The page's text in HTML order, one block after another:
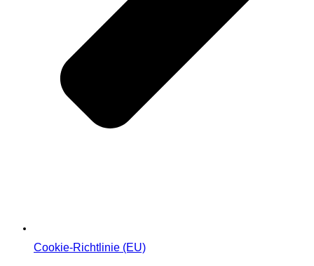
Cookie-Richtlinie (EU)